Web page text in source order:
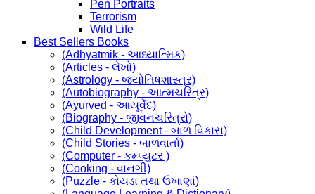
Pen Portraits
Terrorism
Wild Life
Best Sellers Books
(Adhyatmik - આધ્યાત્મિક)
(Articles - લેખો)
(Astrology - જ્યોતિષશાસ્ત્ર)
(Autobiography - આત્મચરિત્ર)
(Ayurved - આયૂર્વેદ)
(Biography - જીવનચરિત્રો)
(Child Development - બાળ વિકાસ)
(Child Stories - બાળવાર્તા)
(Computer - કમ્પ્યુટર )
(Cooking - વાનગી)
(Puzzle - કોયડા તથા ઉખાણાં)